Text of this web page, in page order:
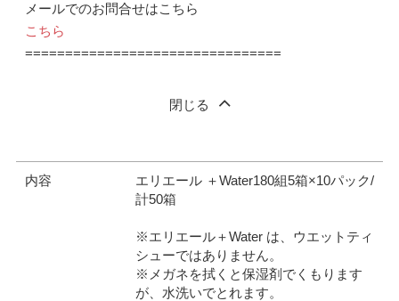
メールでのお問合せはこちら
こちら
================================
閉じる
内容
エリエール ＋Water180組5箱×10パック/
計50箱
※エリエール＋Water は、ウエットティ
シューではありません。
※メガネを拭くと保湿剤でくもります
が、水洗いでとれます。